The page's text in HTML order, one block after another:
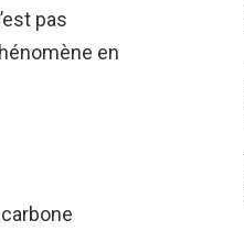
pas
en